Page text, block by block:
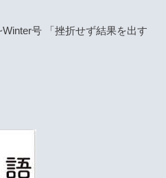
号 「挫折せず結果を出す